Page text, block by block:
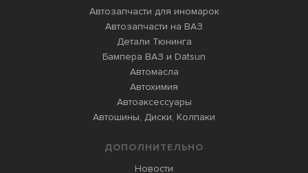
Автозапчасти для иномарок
Автозапчасти на ВАЗ
Детали Тюнинга
Бампера ВАЗ и Datsun
Автомасла
Автохимия
Автоаксессуары
Автошины, Диски, Колпаки
ДОПОЛНИТЕЛЬНО
Новости